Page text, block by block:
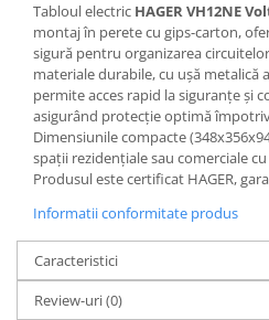
Tabloul electric HAGER VH12NE
montaj în perete cu gips-carton,
sigură pentru organizarea
materiale durabile, cu ușă metalică
permite acces rapid la siguranțe și
asigurând protecție optimă
Dimensiunile compacte
spații rezidențiale sau comerciale
Produsul este certificat HAGER,
Informatii conformitate produs
Caracteristici
Review-uri(0)